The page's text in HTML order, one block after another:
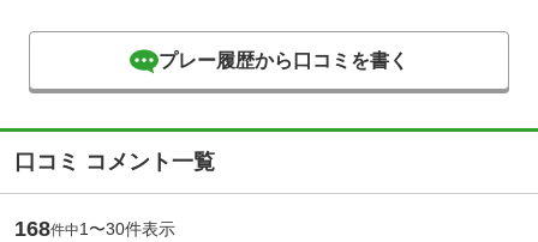
プレー履歴から口コミを書く
口コミ コメント一覧
168件中1〜30件表示